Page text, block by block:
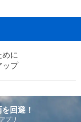
めに
ップ
回避！
プリ